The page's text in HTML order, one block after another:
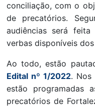
conciliação, com o
de precatórios.
audiências será feita
verbas disponíveis
Ao todo, estão
Edital nº 1/2022. Nos
estão programadas
precatórios de